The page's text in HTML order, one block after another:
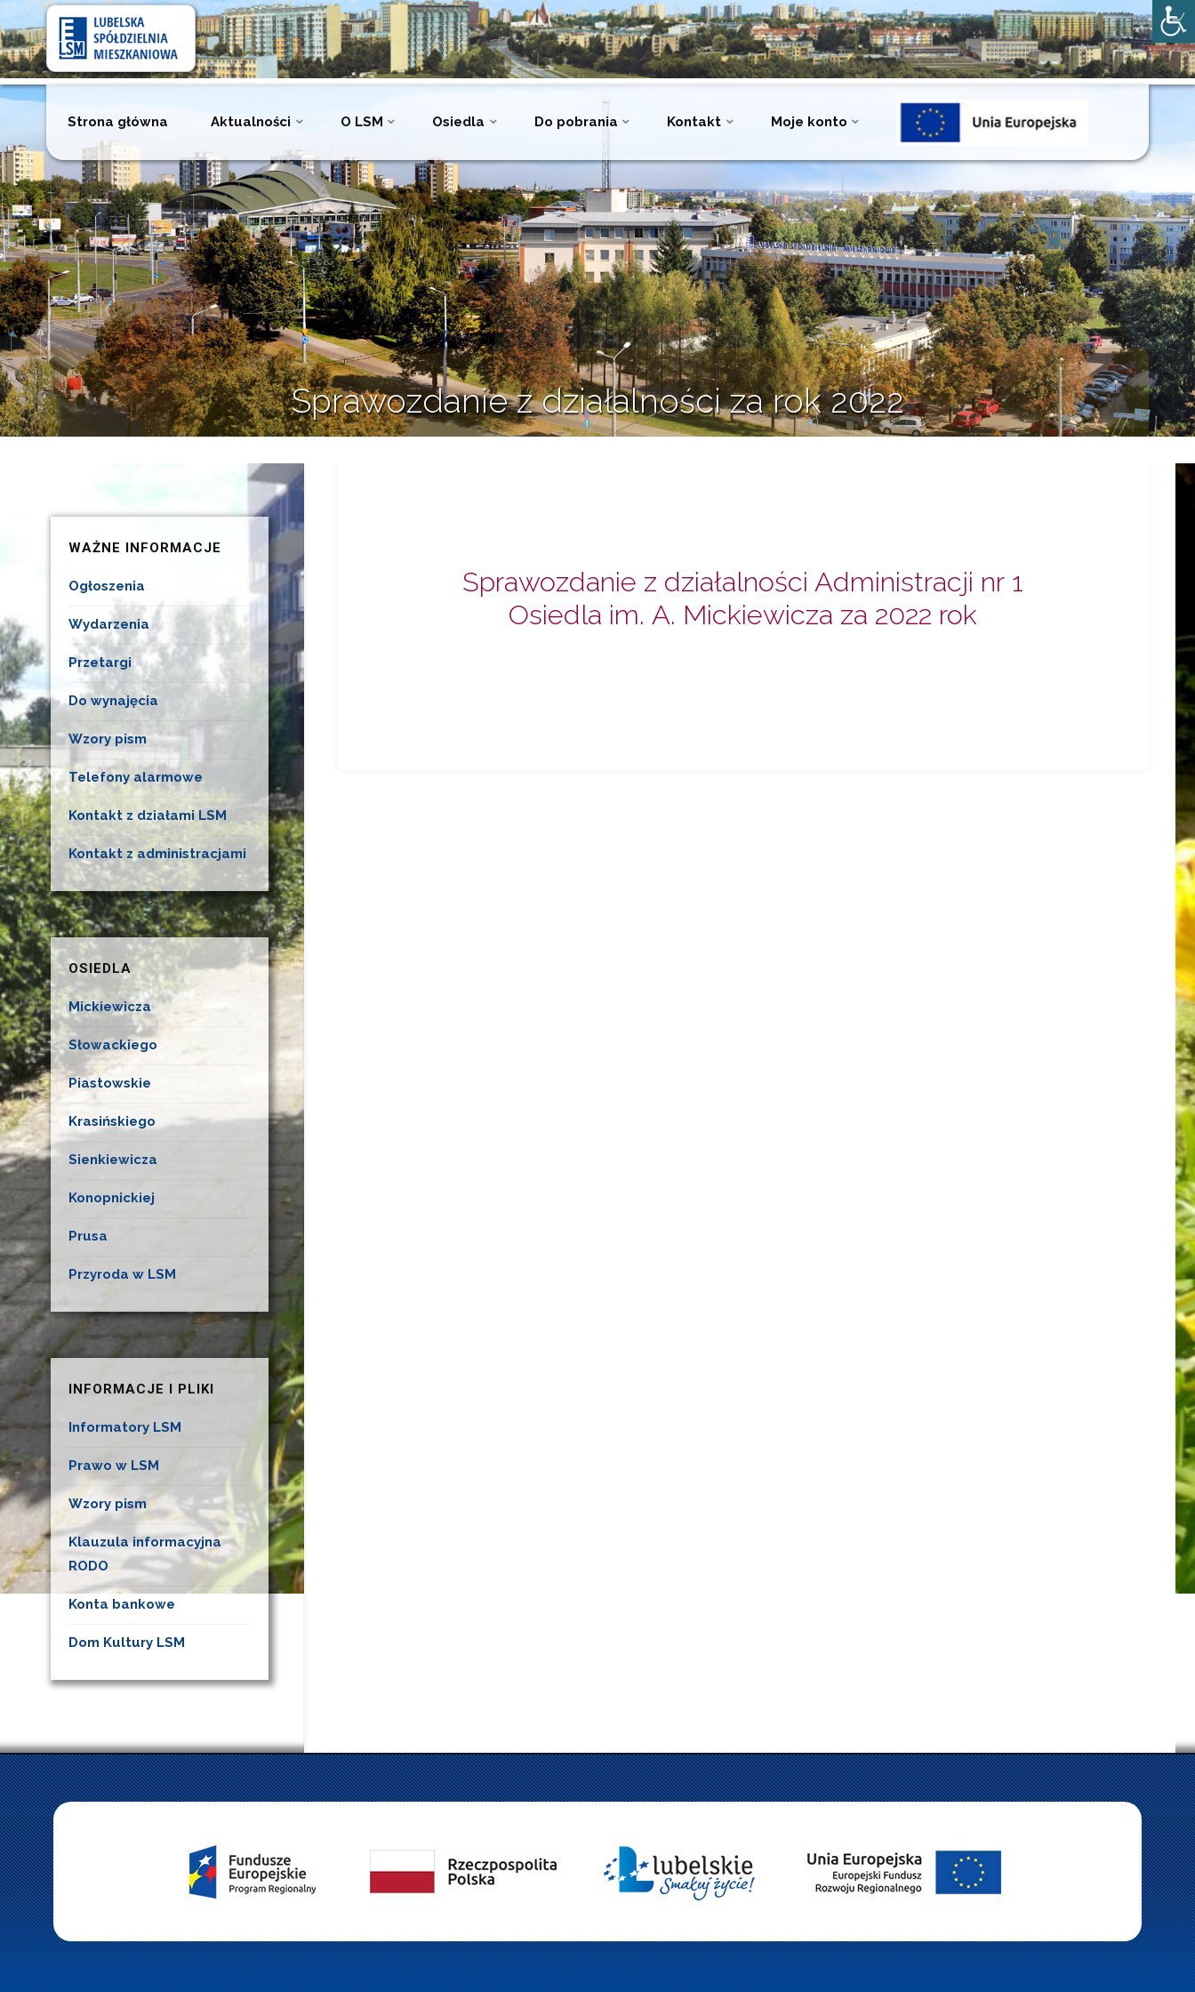
Lubelska
Spółdzielnia
Mieszkaniowa
do
treści
Strona główna Aktualności O LSM Osiedla Do pobrania Kontakt Moje konto
Sprawozdanie z działalności za rok 2022
10 maja 2023
Sprawozdanie z działalności Administracji nr 1
Osiedla im. A. Mickiewicza za 2022 rok
WAŻNE INFORMACJE
Ogłoszenia
Wydarzenia
Przetargi
Do wynajęcia
Wzory pism
Telefony alarmowe
Kontakt z działami LSM
Kontakt z administracjami
OSIEDLA
Mickiewicza
Słowackiego
Piastowskie
Krasińskiego
Sienkiewicza
Konopnickiej
Prusa
Przyroda w LSM
INFORMACJE I PLIKI
Informatory LSM
Prawo w LSM
Wzory pism
Klauzula informacyjna
RODO
Konta bankowe
Dom Kultury LSM